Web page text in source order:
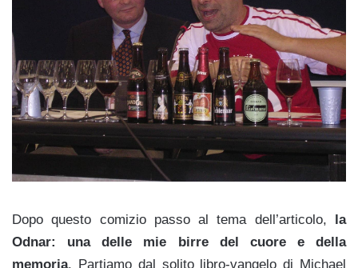
Dopo questo comizio passo al tema dell’articolo, la
Odnar: una delle mie birre del cuore e della
memoria. Partiamo dal solito libro-vangelo di Michael